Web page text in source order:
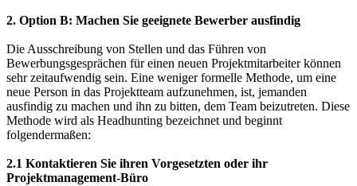
2. Option B: Machen Sie geeignete Bewerber ausfindig
Die Ausschreibung von Stellen und das Führen von
Bewerbungsgesprächen für einen neuen Projektmitarbeiter können
sehr zeitaufwendig sein. Eine weniger formelle Methode, um eine
neue Person in das Projektteam aufzunehmen, ist, jemanden
ausfindig zu machen und ihn zu bitten, dem Team beizutreten. Diese
Methode wird als Headhunting bezeichnet und beginnt
folgendermaßen:
2.1 Kontaktieren Sie ihren Vorgesetzten oder ihr
Projektmanagement-Büro